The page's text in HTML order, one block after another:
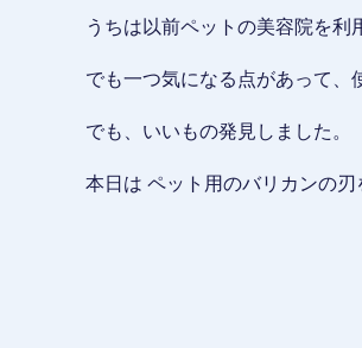
うちは以前ペットの美容院を利
でも一つ気になる点があって、
でも、いいもの発見しました。
本日は ペット用のバリカンの刃